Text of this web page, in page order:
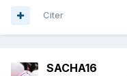
Citer
SACHA16